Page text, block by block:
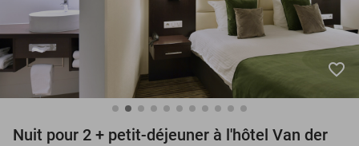
favorite_border
Nuit pour 2 + petit-déjeuner à l'hôtel Van der